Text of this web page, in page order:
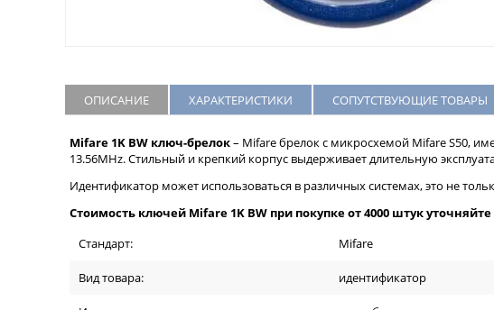
ОПИСАНИЕ ХАРАКТЕРИСТИКИ СОПУТСТВУЮЩИЕ ТОВАРЫ
Mifare 1K BW ключ-брелок– Mifare брелок с микросхемой Mifare S50,
13.56MHz. Стильный и крепкий корпус выдерживает длительную
Идентификатор может использоваться в различных системах, это не
Стоимость ключей Mifare 1K BW при покупке от 4000 штук
Стандарт:
Mifare
Вид товара: идентификатор